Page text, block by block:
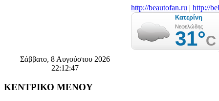
http://beautofan.ru | http://
Σάββατο, 8 Αυγούστου 2026
22:12:48
ΚΕΝΤΡΙΚΟ ΜΕΝΟΥ